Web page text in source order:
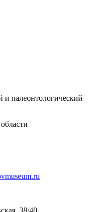
и палеонтологический
38/40